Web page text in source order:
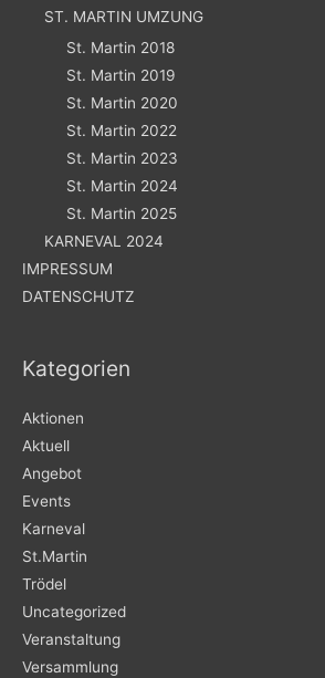
ST. MARTIN UMZUNG
St. Martin 2018
St. Martin 2019
St. Martin 2020
St. Martin 2022
St. Martin 2023
St. Martin 2024
St. Martin 2025
KARNEVAL 2024
IMPRESSUM
DATENSCHUTZ
Kategorien
Aktionen
Aktuell
Angebot
Events
Karneval
St.Martin
Trödel
Uncategorized
Veranstaltung
Versammlung